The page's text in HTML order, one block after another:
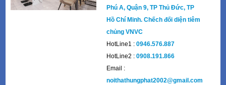
Phú A, Quận 9, TP Thủ Đức, TP
Hồ Chí Minh. Chếch đối diện tiêm
chủng VNVC
HotLine1 :0946.576.887
HotLine2 :0908.191.866
Email :
noithathungphat2002@gmail.com